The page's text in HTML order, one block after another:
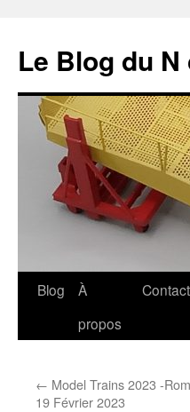
Le Blog du N
Aller
Blog
À
propos
Contact
← Model Trains 2023 -
19 Février 2023